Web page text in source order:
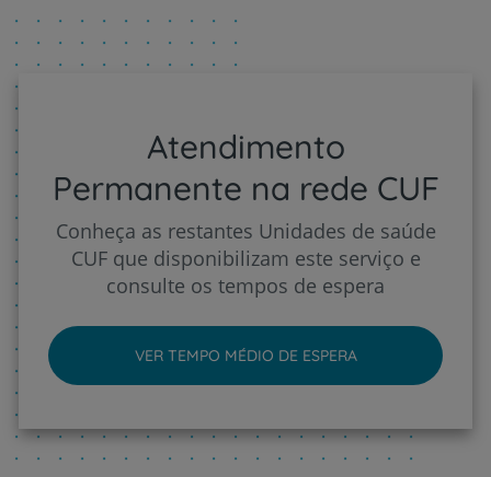
Atendimento
Permanente na rede CUF
Conheça as restantes Unidades de saúde
CUF que disponibilizam este serviço e
consulte os tempos de espera
VER TEMPO MÉDIO DE ESPERA